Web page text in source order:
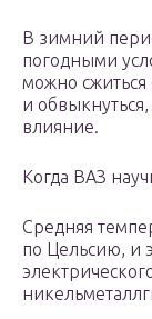
В зимний
погодными
можно
и
влияние.
Когда ВАЗ
Средняя
по Цельсию, и